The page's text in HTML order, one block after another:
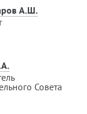
А.Ш.
Совета